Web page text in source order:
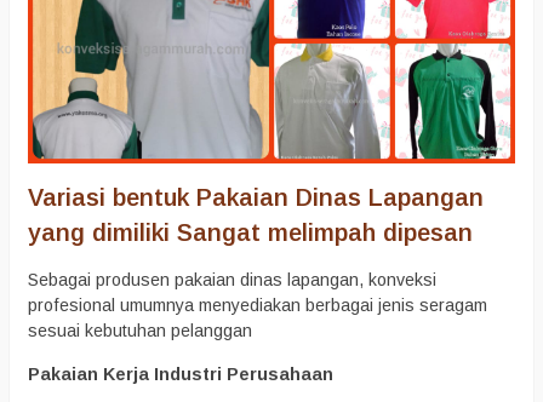
Variasi bentuk Pakaian Dinas Lapangan
yang dimiliki Sangat melimpah dipesan
Sebagai produsen pakaian dinas lapangan, konveksi
profesional umumnya menyediakan berbagai jenis seragam
sesuai kebutuhan pelanggan
Pakaian Kerja Industri Perusahaan